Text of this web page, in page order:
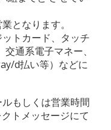
となります。
トカード、タッチ
通系電子マネー、
d払い等）などに
もしくは営業時間
トメッセージにて